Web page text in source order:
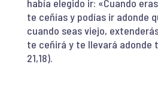
había elegido ir: «Cuando
te ceñías y podías ir adonde
cuando seas viejo,
te ceñirá y te llevará adonde
21,18).